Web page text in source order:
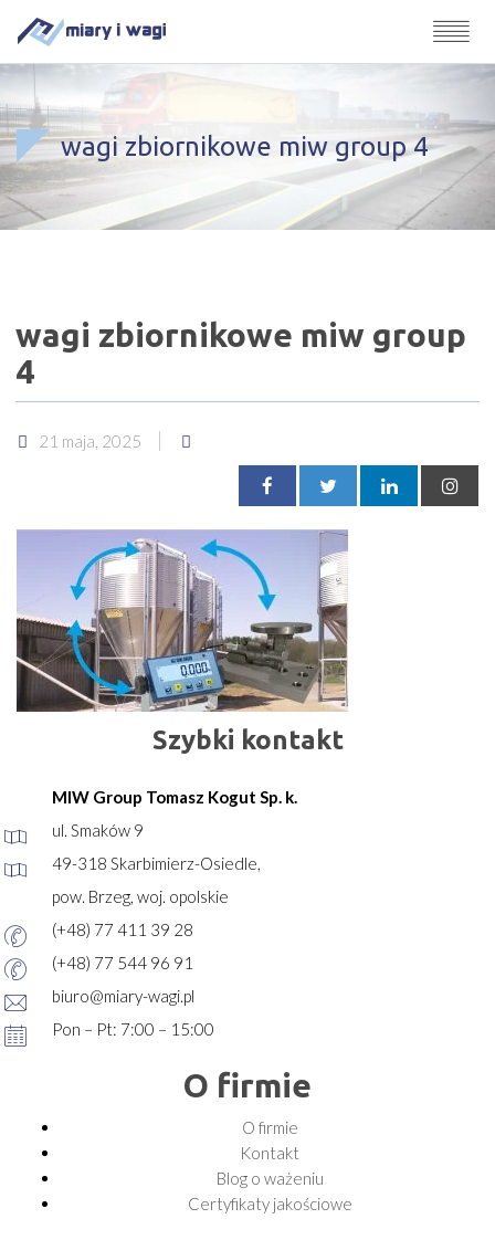
wagi zbiornikowe miw group 4
wagi zbiornikowe miw group
4
21 maja, 2025
Szybki kontakt
MIW Group Tomasz Kogut Sp. k.
ul. Smaków 9
49-318 Skarbimierz-Osiedle,
pow. Brzeg, woj. opolskie
(+48) 77 411 39 28
(+48) 77 544 96 91
biuro@miary-wagi.pl
Pon – Pt: 7:00 – 15:00
O firmie
O firmie
Kontakt
Blog o ważeniu
Certyfikaty jakościowe